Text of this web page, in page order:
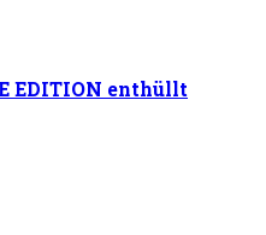
EDITION enthüllt